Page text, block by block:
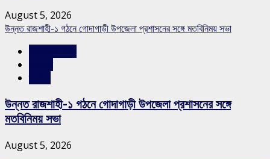
August 5, 2026
উন্নত রাজশাহী-১ গঠনে গোদাগাড়ী উপজেলা প্রশাসনের সঙ্গে মতবিনিময় সভা
উন্নত রাজশাহী-১ গঠনে গোদাগাড়ী উপজেলা প্রশাসনের সঙ্গে
মতবিনিময় সভা
August 5, 2026